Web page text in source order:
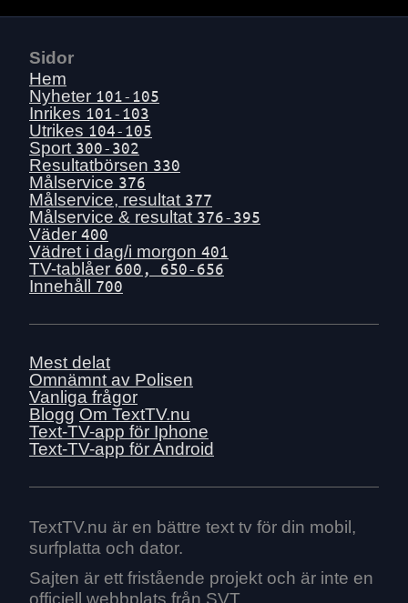
Tis 7 juli
Sön 5 juli
Lör 4 juli
Fre 3 juli
Tors 2 juli
Ons 1 juli
Tis 30 juni
Mån 29 juni
Sön 28 juni
Lör 27 juni
Fre 26 juni
Tors 25 juni
Tis 23 juni
Mån 22 juni
Sön 21 juni
Lör 20 juni
Ons 17 juni
Tis 16 juni
Mån 15 juni
Sidor
Hem
Nyheter 101-105
Inrikes 101-103
Utrikes 104-105
Sport 300-302
Resultatbörsen 330
Målservice 376
Målservice, resultat 377
Målservice & resultat 376-395
Väder 400
Vädret i dag/i morgon 401
TV-tablåer 600, 650-656
Innehåll 700
Mest delat
Omnämnt av Polisen
Vanliga frågor
Blogg Om TextTV.nu
Text-TV-app för Iphone
Text-TV-app för Android
TextTV.nu är en bättre text tv för din mobil,
surfplatta och dator.
Sajten är ett fristående projekt och är inte en
officiell webbplats från SVT.